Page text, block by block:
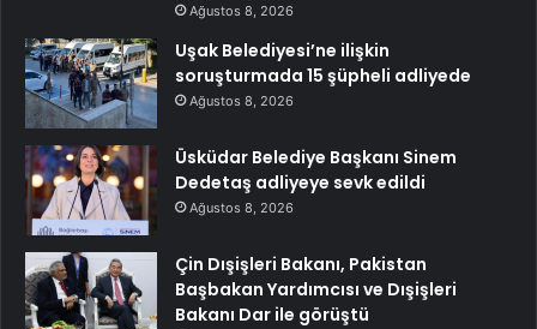
Ağustos 8, 2026
Uşak Belediyesi’ne ilişkin
soruşturmada 15 şüpheli adliyede
Ağustos 8, 2026
Üsküdar Belediye Başkanı Sinem
Dedetaş adliyeye sevk edildi
Ağustos 8, 2026
Çin Dışişleri Bakanı, Pakistan
Başbakan Yardımcısı ve Dışişleri
Bakanı Dar ile görüştü